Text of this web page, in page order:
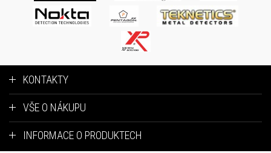
KONTAKTY
VŠE O NÁKUPU
INFORMACE O PRODUKTECH